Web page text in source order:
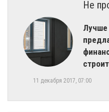
Не
Лучше
11 декабря 2017, 07:00